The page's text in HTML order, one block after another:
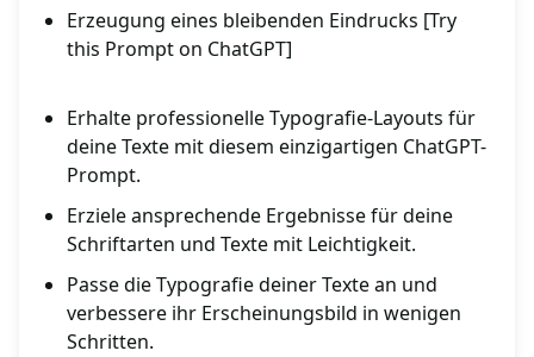
Erzeugung eines bleibenden Eindrucks [Try
this Prompt on ChatGPT]
Erhalte professionelle Typografie-Layouts für
deine Texte mit diesem einzigartigen ChatGPT-
Prompt.
Erziele ansprechende Ergebnisse für deine
Schriftarten und Texte mit Leichtigkeit.
Passe die Typografie deiner Texte an und
verbessere ihr Erscheinungsbild in wenigen
Schritten.